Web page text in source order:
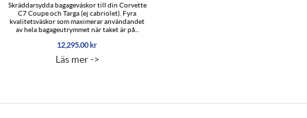
Skräddarsydda bagageväskor till din Corvette
C7 Coupe och Targa (ej cabriolet). Fyra
kvalitetsväskor som maximerar användandet
av hela bagageutrymmet när taket är på...
12,295.00kr
Läs mer ->